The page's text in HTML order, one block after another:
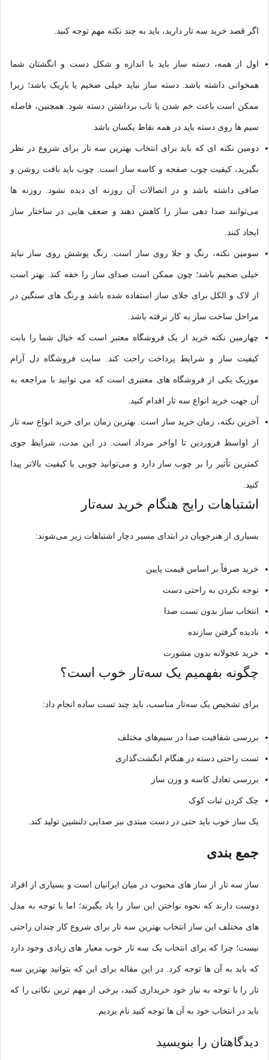
اگر قصد خرید سه ‌تار دارید، باید به چند نکته مهم توجه کنید.
اول از همه، دسته ساز باید با اندازه و شکل دست و انگشتان شما
همخوانی داشته باشد. دسته ساز نباید خیلی ضخیم یا باریک باشد؛ زیرا
ممکن است باعث خم شدن یا تاب برداشتن دسته شود. همچنین، فاصله
سیم ‌ها روی دسته باید در همه نقاط یکسان باشد.
دومین نکته ای که باید برای انتخاب بهترین سه تار برای شروع در نظر
بگیرید، کیفیت چوب صفحه و کاسه ساز است. چوب باید بافت روشن و
صافی داشته باشد و در اتصالات آن روزنه ‌ای دیده نشود. روزنه‌ ها
می‌توانند صدا دهی ساز را کاهش دهند و ضعف هایی در ساختار ساز
ایجاد کنند.
سومین نکته، رنگ و جلا روی ساز است. رنگ پوشش روی ساز نباید
خیلی ضخیم باشد؛ چون ممکن است صدای ساز را خفه کند. بهتر است
از لاک و الکل برای جلای ساز استفاده شده باشد و رنگ های سنگین در
مراحل ساخت ساز به کار نرفته باشد.
چهارمین نکته خرید از یک فروشگاه معتبر است که خیال شما را بابت
کیفیت ساز و شرایط پرداخت راحت کند. سایت فروشگاه دل آرام
موزیک یکی از فروشگاه های معتبری است که می توانید با مراجعه به
آن جهت خرید انواع سه تار اقدام کنید.
آخرین نکته، زمان خرید ساز است. بهترین زمان برای خرید انواع سه ‌تار
از اواسط فروردین تا اواخر مرداد است. در این مدت، شرایط جوی
کمترین تأثیر را بر چوب ساز دارد و می‌توانید چوبی با کیفیت بالاتر پیدا
کنید.
اشتباهات رایج هنگام خرید سه‌تار
بسیاری از هنرجویان در ابتدای مسیر دچار اشتباهات زیر می‌شوند:
خرید صرفاً بر اساس قیمت پایین
توجه نکردن به راحتی دست
انتخاب ساز بدون تست صدا
نادیده گرفتن سازنده
خرید عجولانه بدون مشورت
چگونه بفهمیم یک سه‌تار خوب است؟
برای تشخیص یک سه‌تار مناسب، باید چند تست ساده انجام داد:
بررسی شفافیت صدا در سیم‌های مختلف
تست راحتی دسته در هنگام انگشت‌گذاری
بررسی تعادل کاسه و وزن ساز
چک کردن ثبات کوک
یک ساز خوب باید حتی در دست مبتدی نیز صدایی دلنشین تولید کند.
جمع بندی
ساز سه تار از ساز های محبوب در میان ایرانیان است و بسیاری از افراد
دوست دارند که نحوه نواختن این ساز را یاد بگیرند؛ اما با توجه به مدل
های مختلف این ساز انتخاب بهترین سه تار برای شروع کار چندان راحتی
نیست؛ چرا که برای انتخاب یک سه تار خوب معیار های زیادی وجود دارد
که باید به آن ها توجه کرد. در این مقاله برای این که بتوانید بهترین سه
تار را با توجه به نیاز خود خریداری کنید، برخی از مهم ترین نکاتی را که
باید در انتخاب خود به آن ها توجه کنید نام بردیم.
دیدگاهتان را بنویسید